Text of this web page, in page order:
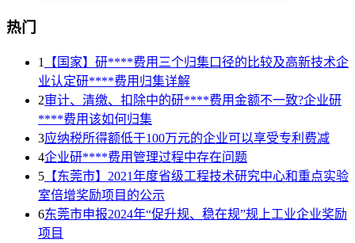
热门
1
【国家】研****费用三个归集口径的比较及高新技术企
业认定研****费用归集详解
2审计、清缴、扣除中的研****费用金额不一致?企业研
****费用该如何归集
3应纳税所得额低于100万元的企业可以享受专利费减
4企业研****费用管理过程中存在问题
5 【东莞市】2021年度省级工程技术研究中心和重点实验
室倍增奖励项目的公示
6东莞市申报2024年“促升规、稳在规”规上工业企业奖励
项目